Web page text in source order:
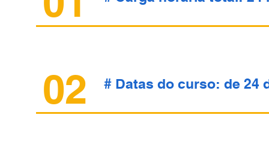
02 # Datas do curso: de 24